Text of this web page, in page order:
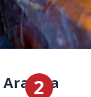
Arabica